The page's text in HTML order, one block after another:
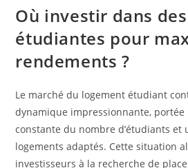
Où investir dans
étudiantes pour
rendements ?
Le marché du logement étudiant
dynamique impressionnante, portée
constante du nombre d’étudiants
logements adaptés. Cette situation
investisseurs à la recherche de